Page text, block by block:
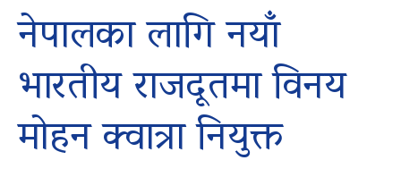
नेपालका लागि नयाँ
भारतीय राजदूतमा विनय
मोहन क्वात्रा नियुक्त